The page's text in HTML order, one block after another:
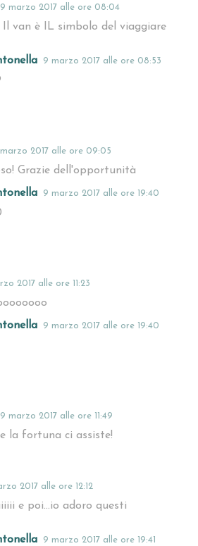
9 marzo 2017 alle ore 08:04
Il van è IL simbolo del viaggiare
9 marzo 2017 alle ore 08:53
2017 alle ore 09:05
Grazie dell'opportunità
9 marzo 2017 alle ore 19:40
2017 alle ore 11:23
9 marzo 2017 alle ore 19:40
9 marzo 2017 alle ore 11:49
la fortuna ci assiste!
2017 alle ore 12:12
e poi...io adoro questi
9 marzo 2017 alle ore 19:41